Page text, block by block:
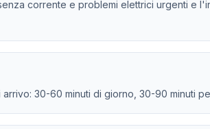
corrente e problemi elettrici urgenti e
30-60 minuti di giorno, 30-90 minuti